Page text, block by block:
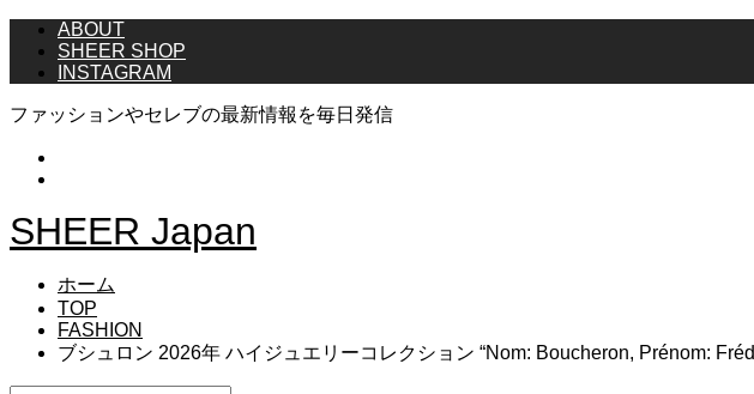
ABOUT
SHEER SHOP
INSTAGRAM
ファッションやセレブの最新情報を毎日発信
SHEER Japan
ホーム
TOP
FASHION
ブシュロン 2026年 ハイジュエリーコレクション “Nom: Boucheron, Prénom: